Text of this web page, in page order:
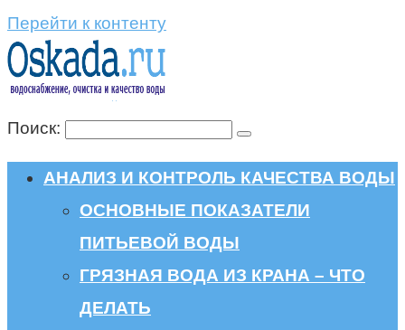
Перейти к контенту
Поиск:
АНАЛИЗ И КОНТРОЛЬ КАЧЕСТВА ВОДЫ
ОСНОВНЫЕ ПОКАЗАТЕЛИ
ПИТЬЕВОЙ ВОДЫ
ГРЯЗНАЯ ВОДА ИЗ КРАНА – ЧТО
ДЕЛАТЬ